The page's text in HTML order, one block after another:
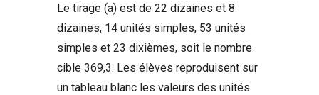
Le tirage (a) est de 22 dizaines et 8
dizaines, 14 unités simples, 53 unités
simples et 23 dixièmes, soit le nombre
cible 369,3. Les élèves reproduisent sur
un tableau blanc les valeurs des unités